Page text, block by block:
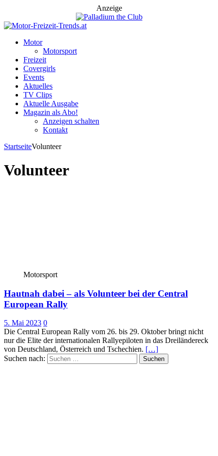
Anzeige
Motor
Motorsport
Freizeit
Covergirls
Events
Aktuelles
TV Clips
Aktuelle Ausgabe
Magazin als Abo!
Anzeigen schalten
Kontakt
StartseiteVolunteer
Volunteer
Motorsport
Hautnah dabei – als Volunteer bei der Central
European Rally
5. Mai 2023 0
Die Central European Rally vom 26. bis 29. Oktober bringt nicht
nur die Elite der internationalen Rallyepiloten in das Dreiländereck
von Deutschland, Österreich und Tschechien. […]
Suchen nach: